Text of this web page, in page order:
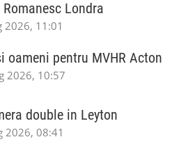
Londra
2026, 11:01
oameni pentru MVHR Acton
2026, 10:57
double in Leyton
2026, 08:41